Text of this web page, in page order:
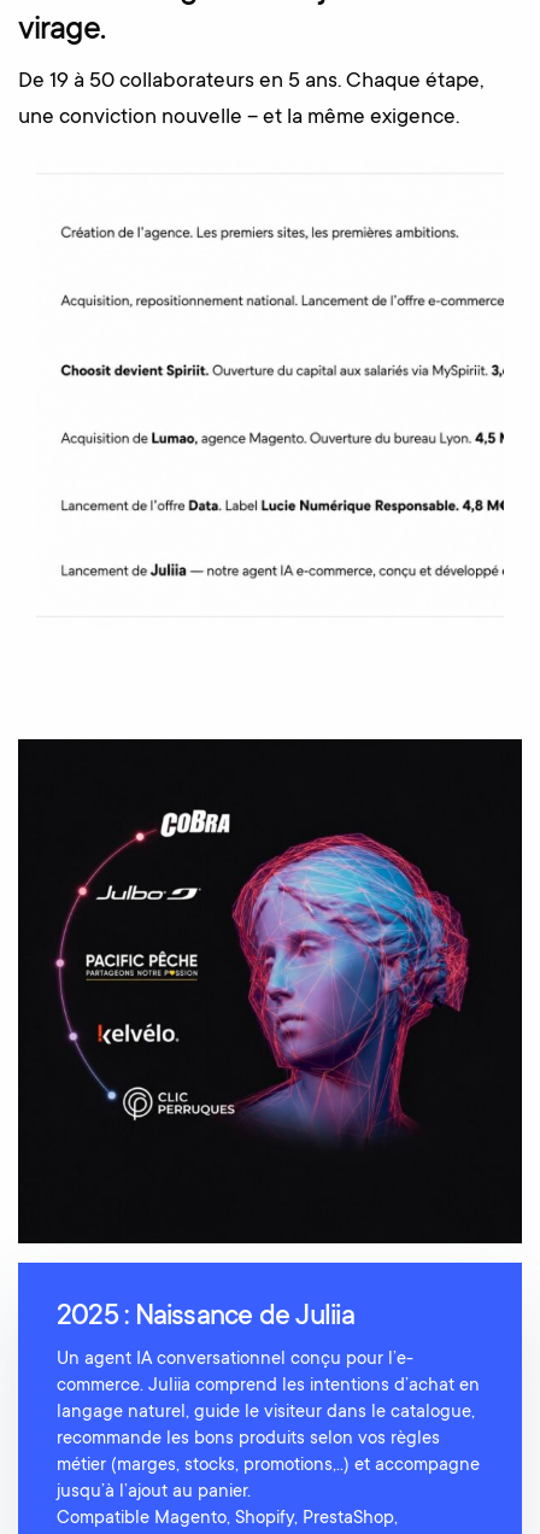
virage.
De 19 à 50 collaborateurs en 5 ans. Chaque étape,
une conviction nouvelle – et la même exigence.
2025 : Naissance de Juliia
Un agent IA conversationnel conçu pour l’e-
commerce. Juliia comprend les intentions d’achat en
langage naturel, guide le visiteur dans le catalogue,
recommande les bons produits selon vos règles
métier (marges, stocks, promotions,..) et accompagne
jusqu’à l’ajout au panier.
Compatible Magento, Shopify, PrestaShop,